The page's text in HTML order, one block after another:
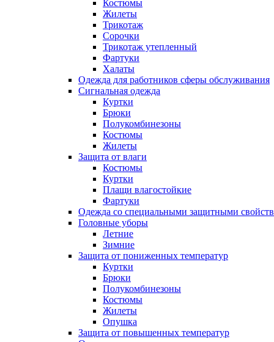
Костюмы
Жилеты
Трикотаж
Сорочки
Трикотаж утепленный
Фартуки
Халаты
Одежда для работников сферы обслуживания
Сигнальная одежда
Куртки
Брюки
Полукомбинезоны
Костюмы
Жилеты
Защита от влаги
Костюмы
Куртки
Плащи влагостойкие
Фартуки
Одежда со специальными защитными
Головные уборы
Летние
Зимние
Защита от пониженных температур
Куртки
Брюки
Полукомбинезоны
Костюмы
Жилеты
Опушка
Защита от повышенных температур